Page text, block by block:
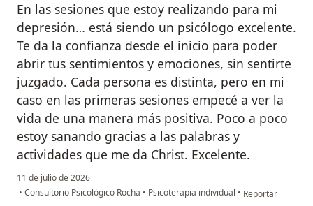
En las sesiones que estoy realizando para mi
depresión… está siendo un psicólogo excelente.
Te da la confianza desde el inicio para poder
abrir tus sentimientos y emociones, sin sentirte
juzgado. Cada persona es distinta, pero en mi
caso en las primeras sesiones empecé a ver la
vida de una manera más positiva. Poco a poco
estoy sanando gracias a las palabras y
actividades que me da Christ. Excelente.
11 de julio de 2026
• Consultorio Psicológico Rocha • Psicoterapia individual • en opinión del
Reportar